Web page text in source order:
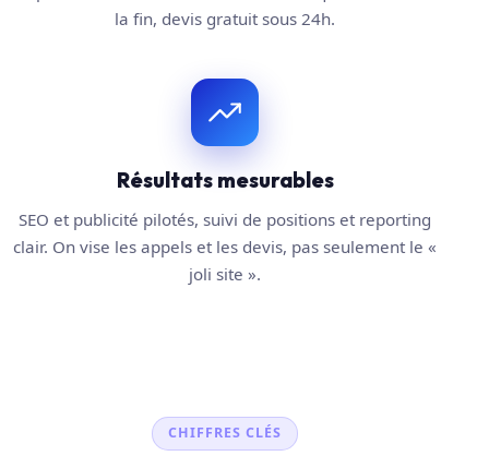
la fin, devis gratuit sous 24h.
Résultats mesurables
SEO et publicité pilotés, suivi de positions et reporting
clair. On vise les appels et les devis, pas seulement le «
joli site ».
CHIFFRES CLÉS